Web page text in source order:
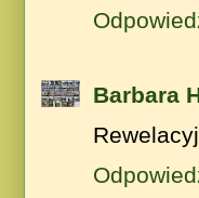
Barbara